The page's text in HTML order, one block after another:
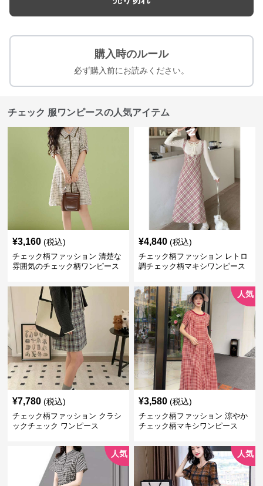
購入時のルール
必ず購入前にお読みください。
チェック 服ワンピースの人気アイテム
¥3,160 (税込)
チェック柄ファッション 清楚な
雰囲気のチェック柄ワンピース
¥4,840 (税込)
チェック柄ファッション レトロ
調チェック柄マキシワンピース
¥7,780 (税込)
チェック柄ファッション クラシ
ックチェック ワンピース
人気
¥3,580 (税込)
チェック柄ファッション 涼やか
チェック柄マキシワンピース
人気 人気